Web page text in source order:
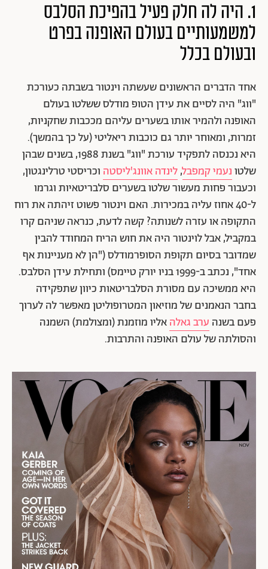
1. היה
לה חלק פעיל בהפיכת הסלבס
למשמעותיים בעולם האופנה בפרט
ובעולם בכלל
אחד הדברים הראשונים שעשתה וינטור בשבתה כעורכת
"ווג" היה לסיים את עידן הטופ מודלס ששלטו בעולם
האופנה ולהמיר אותו בשערים עליהם מככבות שחקניות,
זמרות, ומאוחר יותר גם כוכבות ריאליטי (על כך בהמשך).
היא נכנסה לתפקיד עורכת "ווג" בשנת 1988, בשנים שבהן
שלטונעמי קמפבל,לינדה אוונג'ליסטה וכריסטי טרלינגטון,
וכעבור פחות מעשור שלטו בשערים סלבריטאיות וגרמו
ל-40 אחוז עליה במכירות. האם וינטור פשוט זיהתה את רוח
התקופה או עזרה לשנותה? קשה לדעת, כנראה שניהם קרו
במקביל, אבל לוינטור היה את חוש הריח המחודד להבין
שמדובר בסיום תקופת הסופרמודלס ("הן לא מעניינות אף
אחד", נכתב ב-1999 בניו יורק טיימס) ותחילת עידן הסלבס.
היא ממשיכה עם מסורת הסלבריטאות כיוון שתפקידה
בחבר הנאמנים של מוזיאון המטרופוליטן מאפשר לה לערוך
פעם בשנה ערב גאלהאליו מוזמנת (ומצולמת) השמנה
והסולתה של עולם האופנה והתרבות.